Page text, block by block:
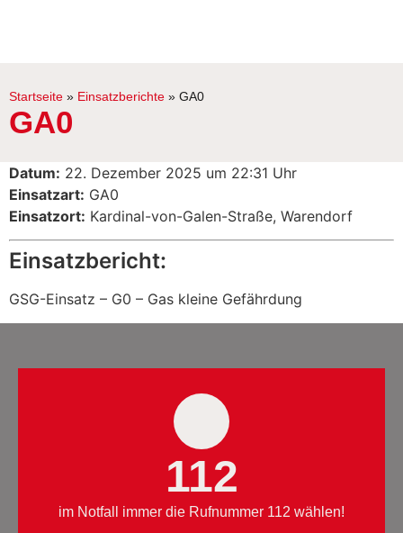
Startseite » Einsatzberichte » GA0
GA0
Datum: 22. Dezember 2025 um 22:31 Uhr
Einsatzart: GA0
Einsatzort: Kardinal-von-Galen-Straße, Warendorf
Einsatzbericht:
GSG-Einsatz – G0 – Gas kleine Gefährdung
112
im Notfall immer die Rufnummer 112 wählen!